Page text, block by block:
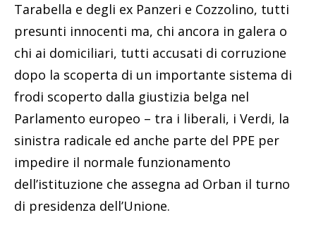
Tarabella e degli ex Panzeri e Cozzolino, tutti
presunti innocenti ma, chi ancora in galera o
chi ai domiciliari, tutti accusati di corruzione
dopo la scoperta di un importante sistema di
frodi scoperto dalla giustizia belga nel
Parlamento europeo – tra i liberali, i Verdi, la
sinistra radicale ed anche parte del PPE per
impedire il normale funzionamento
dell’istituzione che assegna ad Orban il turno
di presidenza dell’Unione.